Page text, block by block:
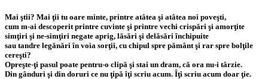
Mai ştii? Mai ţii tu oare minte, printre atâtea şi atâtea noi poveşti,
cum m-ai descoperit printre cuvinte şi printre vechi crispări şi amorţite
simţiri şi ne-simţiri negate aprig, lăsări şi delăsări închipuite
sau tandre legănări în voia sorţii, cu chipul spre pământ şi rar spre bolţile
cereşti?
Opreşte-ţi pasul poate pentru-o clipă şi stai un dram, că ora nu-i târzie.
Din gânduri şi din doruri ce nu ţipă îţi scriu acum. Îţi scriu acum doar ţie.